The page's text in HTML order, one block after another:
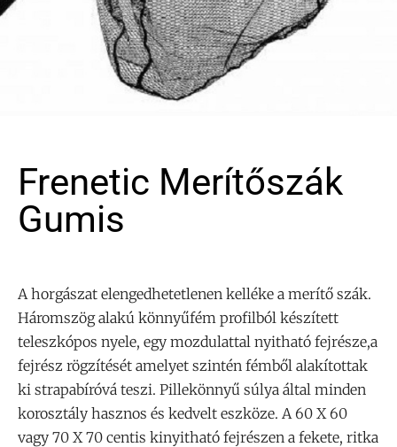
Frenetic Merítőszák
Gumis
A horgászat elengedhetetlenen kelléke a merítő szák.
Háromszög alakú könnyűfém profilból készített
teleszkópos nyele, egy mozdulattal nyitható fejrésze,a
fejrész rögzítését amelyet szintén fémből alakítottak
ki strapabíróvá teszi. Pillekönnyű súlya által minden
korosztály hasznos és kedvelt eszköze. A 60 X 60
vagy 70 X 70 centis kinyitható fejrészen a fekete, ritka